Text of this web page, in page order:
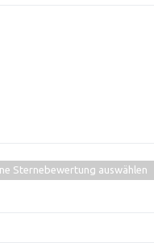
Sternebewertung auswählen